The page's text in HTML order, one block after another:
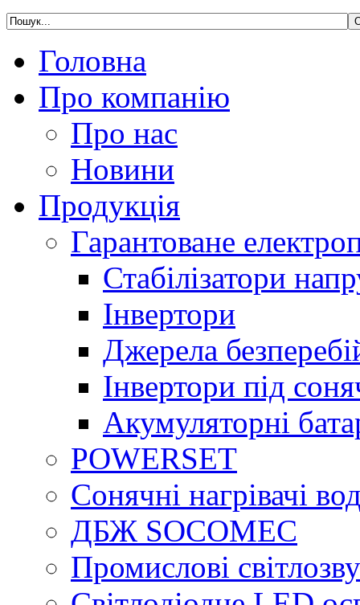
Головна
Про компанію
Про нас
Новини
Продукція
Гарантоване
Стабілізатори
Інвертори
Джерела
Інвертори під
Акумуляторні
POWERSET
Сонячні нагрівачі
ДБЖ SOCOMEC
Промислові